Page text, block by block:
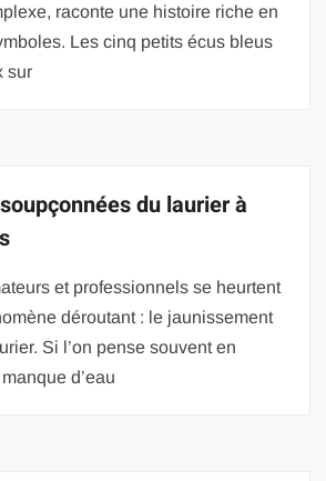
raconte une histoire riche en
Les cinq petits écus bleus
sur
du laurier à
et professionnels se heurtent
déroutant : le jaunissement
Si l’on pense souvent en
d’eau